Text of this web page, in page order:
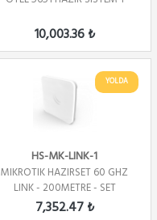
10,003.36 ₺
YOLDA
HS-MK-LINK-1
MIKROTIK HAZIRSET 60 GHZ
LINK - 200METRE - SET
7,352.47 ₺